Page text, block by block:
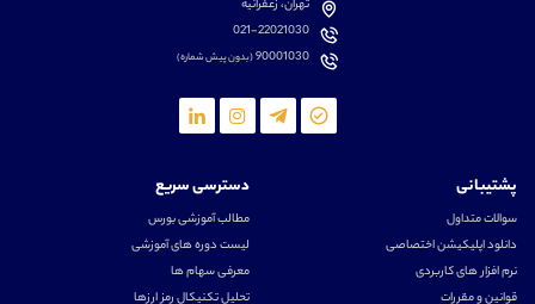
تهران، زعفرانیه
021-22021030
90001030(بدون پیش شماره)
پشتیبانی
سوالات متداول
دانلود اپلیکیشن اختصاصی
نرم افزار های کاربردی
قوانین و مقررات
دسترسی سریع
مطالب آموزشی بورس
لیست دوره های آموزشی
معرفی سهام ها
تحلیل تکنیکال رمز ارزها